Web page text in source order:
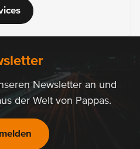
Newsletter an und
der Welt von Pappas.